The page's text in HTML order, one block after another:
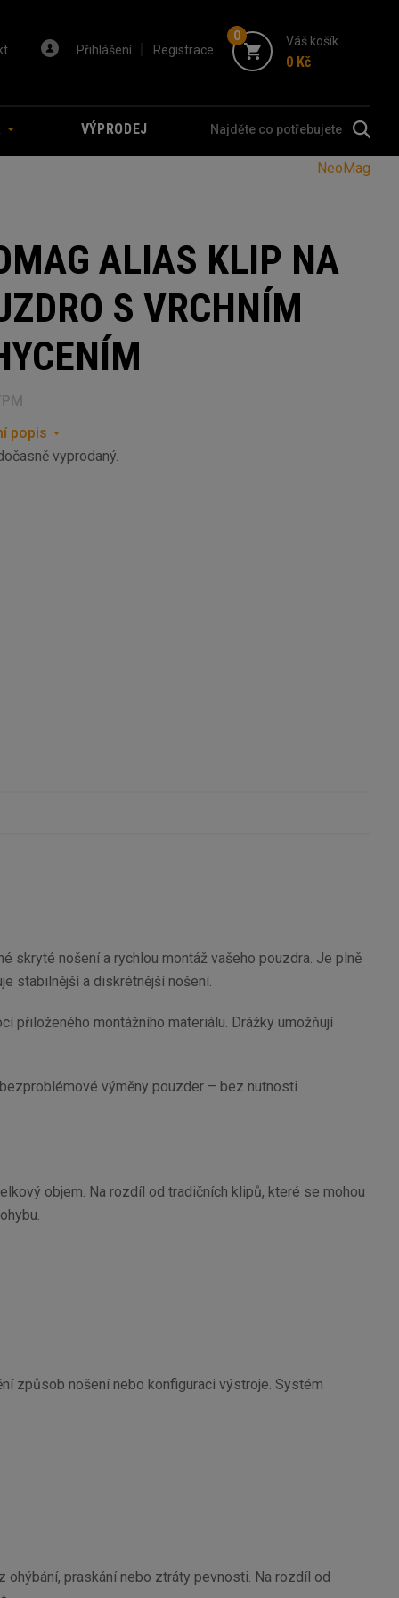
Přihlášení Registrace
0 Váš košík
0 Kč
VÝPRODEJ
NeoMag
ALIAS KLIP NA
S VRCHNÍM
popis
vyprodaný.
skryté nošení a rychlou montáž vašeho pouzdra. Je plně
stabilnější a diskrétnější nošení.
přiloženého montážního materiálu. Drážky umožňují
výměny pouzder – bez nutnosti
objem. Na rozdíl od tradičních klipů, které se mohou
způsob nošení nebo konfiguraci výstroje. Systém
praskání nebo ztráty pevnosti. Na rozdíl od